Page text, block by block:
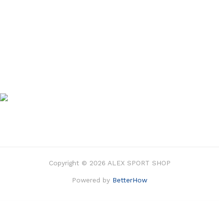
Copyright © 2026 ALEX SPORT SHOP
Powered by BetterHow